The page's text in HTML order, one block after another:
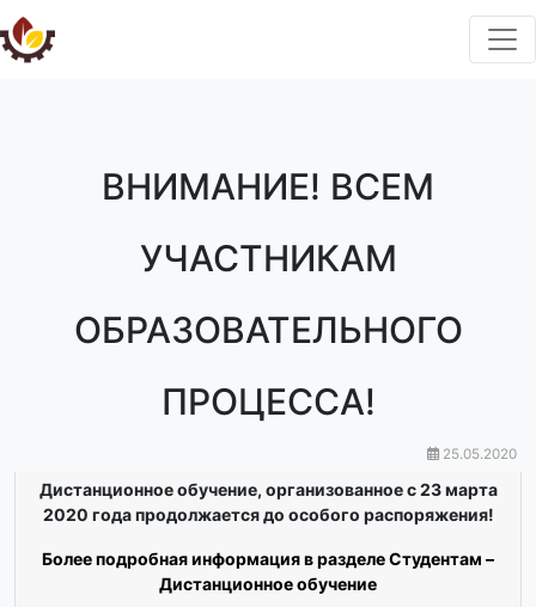
ВНИМАНИЕ! ВСЕМ
УЧАСТНИКАМ
ОБРАЗОВАТЕЛЬНОГО
ПРОЦЕССА!
25.05.2020
Дистанционное обучение, организованное с 23 марта
2020 года продолжается до особого распоряжения!
Более подробная информация в разделе Студентам –
Дистанционное обучение